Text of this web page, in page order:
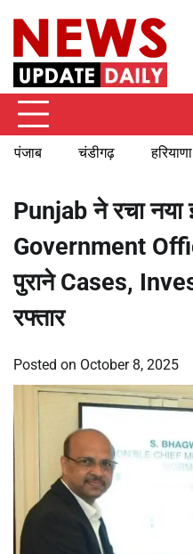
content
पंजाब चंडीगढ़ हरियाणा
Punjab ने रचा नया
Government
पुराने Cases,
रफ्तार
Posted on October 8, 2025